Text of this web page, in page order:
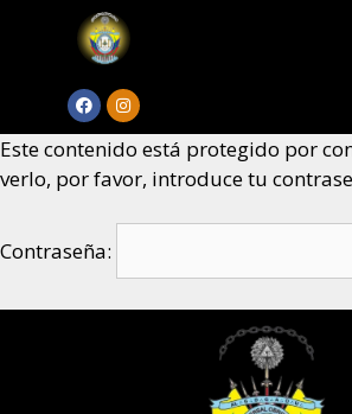
Este contenido está protegido por
verlo, por favor, introduce tu
Contraseña: